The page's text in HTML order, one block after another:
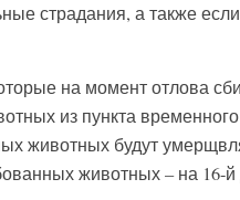
страдания, а также если
на момент отлова
из пункта временного
животных будут
животных – на 16-й